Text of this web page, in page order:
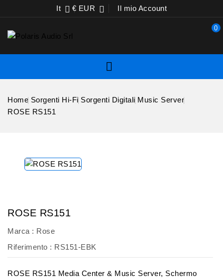
It  € EUR  Il mio Account
0

Home Sorgenti Hi-Fi Sorgenti Digitali Music Server
ROSE RS151
ROSE RS151
Marca : Rose
Riferimento : RS151-EBK
ROSE RS151 Media Center & Music Server, Schermo